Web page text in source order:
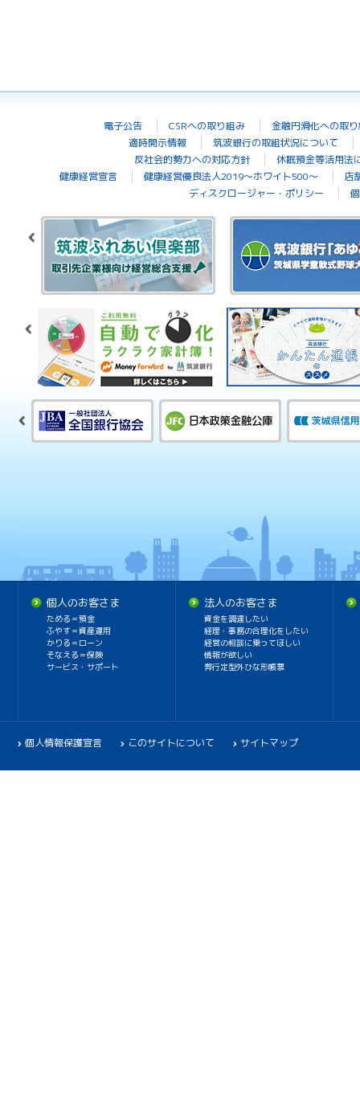
電子公告 CSRへの取り組み
金融円滑化への取
適時開示情報
筑波銀行の取組状況について
反社会的勢力への対応方針
休眠預金等活用法
健康経営宣言
健康経営優良法人2019～ホワイト500～
店
ディスクロージャー・ポリシー
個人のお客さま
ためる＝預金
ふやす＝資産運用
かりる＝ローン
そなえる＝保険
サービス・サポート
法人のお客さま
資金を調達したい
経理・事務の合理化をしたい
経営の相談に乗ってほしい
情報が欲しい
弊行定型外ひな形帳票
個人情報保護宣言 このサイトについて サイトマップ